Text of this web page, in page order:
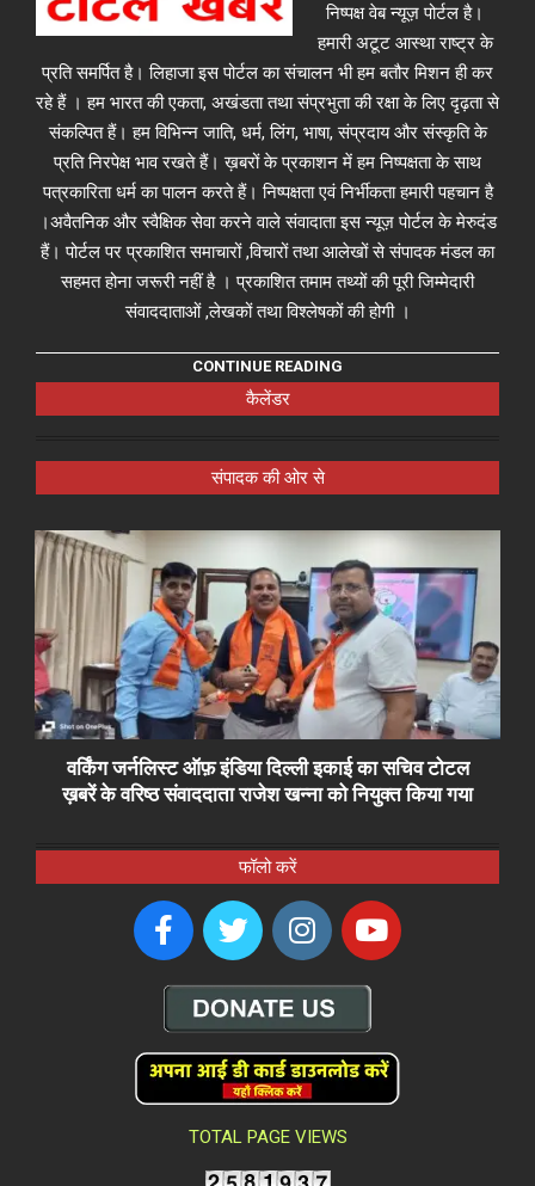
निष्पक्ष वेब न्यूज़ पोर्टल है।
हमारी अटूट आस्था राष्ट्र के
प्रति समर्पित है। लिहाजा इस पोर्टल का संचालन भी हम बतौर मिशन ही कर
रहे हैं । हम भारत की एकता, अखंडता तथा संप्रभुता की रक्षा के लिए दृढ़ता से
संकल्पित हैं। हम विभिन्न जाति, धर्म, लिंग, भाषा, संप्रदाय और संस्कृति के
प्रति निरपेक्ष भाव रखते हैं। ख़बरों के प्रकाशन में हम निष्पक्षता के साथ
पत्रकारिता धर्म का पालन करते हैं। निष्पक्षता एवं निर्भीकता हमारी पहचान है
।अवैतनिक और स्वैक्षिक सेवा करने वाले संवादाता इस न्यूज़ पोर्टल के मेरुदंड
हैं। पोर्टल पर प्रकाशित समाचारों ,विचारों तथा आलेखों से संपादक मंडल का
सहमत होना जरूरी नहीं है । प्रकाशित तमाम तथ्यों की पूरी जिम्मेदारी
संवाददाताओं ,लेखकों तथा विश्लेषकों की होगी ।
CONTINUE READING
कैलेंडर
संपादक की ओर से
वर्किंग जर्नलिस्ट ऑफ़ इंडिया दिल्ली इकाई का सचिव टोटल
ख़बरें के वरिष्ठ संवाददाता राजेश खन्ना को नियुक्त किया गया
फॉलो करें
TOTAL PAGE VIEWS